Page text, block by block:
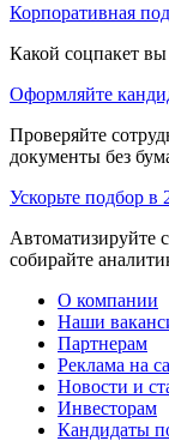
Корпоративная
Какой соцпакет
Оформляйте
Проверяйте
документы без
Ускорьте подбор в
Автоматизируйте
собирайте
О компании
Наши
Партнерам
Реклама на
Новости и
Инвесторам
Кандидаты